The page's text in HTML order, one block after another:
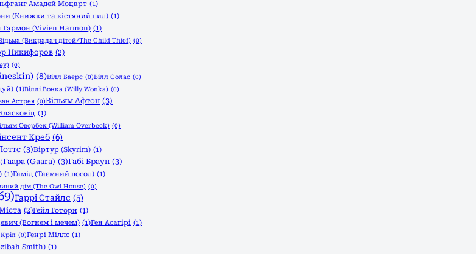
Амадей Моцарт (1)
(Книжки та кістяний пил) (1)
Гармон (Vivien Harmon) (1)
(Викрадач дітей/The Child Thief) (0)
Никифоров (2)
(0)
(8)Вілл Баєрс (0)Вілл Солас (0)
(1)Віллі Вонка (Willy Wonka) (0)
Астрея (0)Вільям Афтон (3)
(1)
Овербек (William Overbeck) (0)
Креб (6)
(3)Віртур (Skyrim) (1)
Гаара (Gaara) (3)Габі Браун (3)
(1)Гамід (Таємний посол) (1)
дім (The Owl House) (0)
Гаррі Стайлс (5)
(2)Гейл Готорн (1)
(Вогнем і мечем) (1)Ген Асагірі (1)
(0)Генрі Міллс (1)
Smith) (1)